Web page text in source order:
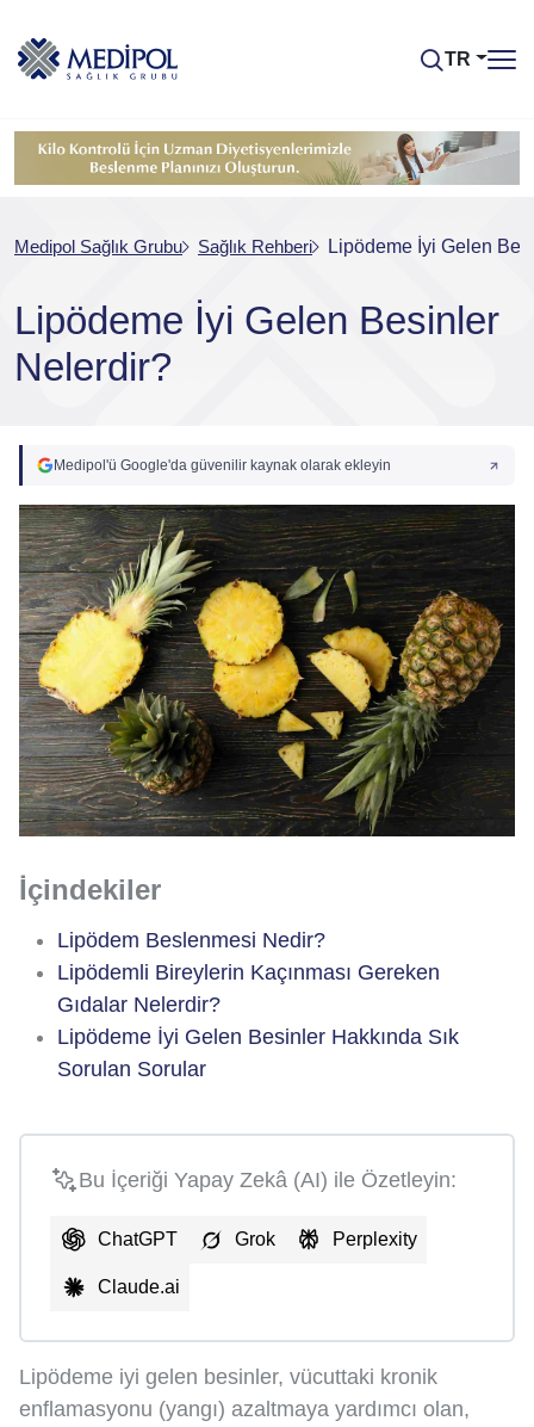
TR
Medipol Sağlık Grubu Sağlık Rehberi Lipödeme İyi Gelen
Lipödeme İyi Gelen Besinler
Nelerdir?
Medipol'ü Google'da güvenilir kaynak olarak ekleyin
İçindekiler
Lipödem Beslenmesi Nedir?
Lipödemli Bireylerin Kaçınması Gereken
Gıdalar Nelerdir?
Lipödeme İyi Gelen Besinler Hakkında Sık
Sorulan Sorular
Bu İçeriği Yapay Zekâ (AI) ile Özetleyin:
ChatGPT Grok Perplexity
Claude.ai
Lipödeme iyi gelen besinler, vücuttaki kronik
enflamasyonu (yangı) azaltmaya yardımcı olan,